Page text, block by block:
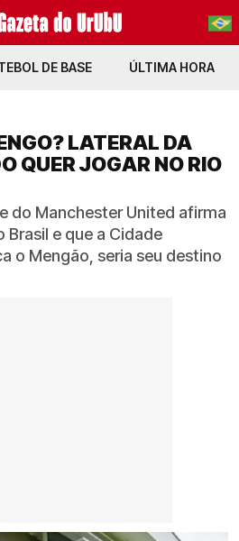
PT-BR
DE BASE ÚLTIMA HORA
LATERAL DA
QUER JOGAR NO RIO
do Manchester United afirma
Brasil e que a Cidade
o Mengão, seria seu destino